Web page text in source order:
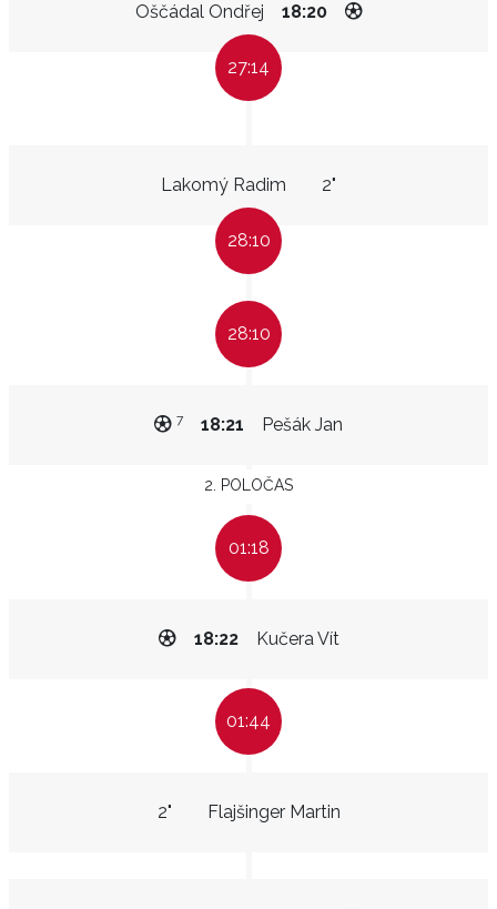
Oščádal Ondřej 18:20
27:14
Lakomý Radim 2"
28:10
28:10
Pešák Jan
18:21
7
2. POLOČAS
01:18
Kučera Vít
18:22
01:44
Flajšinger Martin
2"